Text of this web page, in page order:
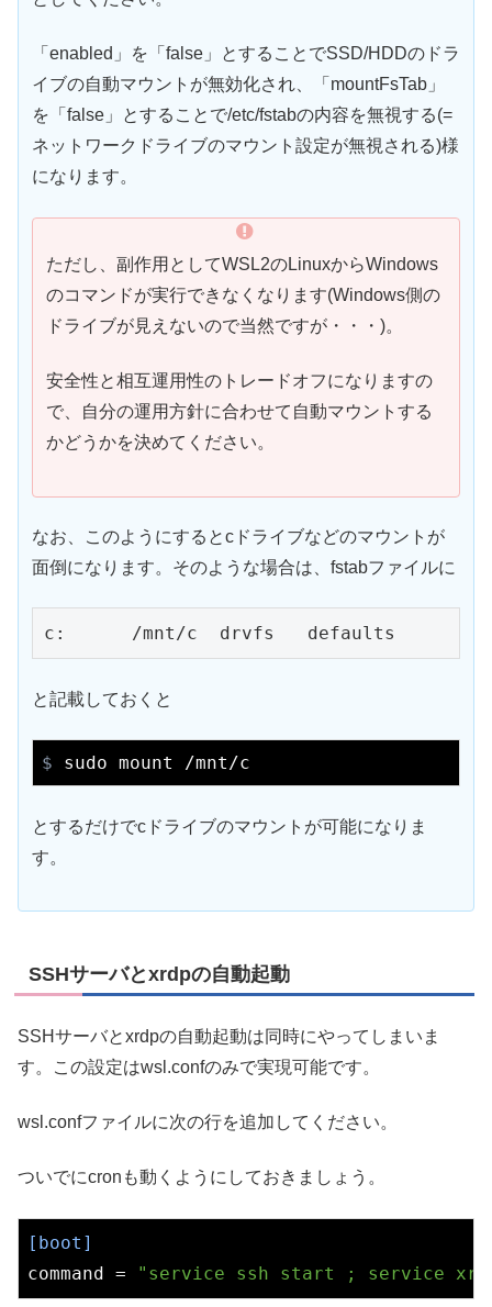
「enabled」を「false」とすることでSSD/HDDのドラ
イブの自動マウントが無効化され、「mountFsTab」
を「false」とすることで/etc/fstabの内容を無視する(=
ネットワークドライブのマウント設定が無視される)様
になります。
ただし、副作用としてWSL2のLinuxからWindows
のコマンドが実行できなくなります(Windows側の
ドライブが見えないので当然ですが・・・)。
安全性と相互運用性のトレードオフになりますの
で、自分の運用方針に合わせて自動マウントする
かどうかを決めてください。
なお、このようにするとcドライブなどのマウントが
面倒になります。そのような場合は、fstabファイルに
と記載しておくと
$ sudo mount /mnt/c
とするだけでcドライブのマウントが可能になりま
す。
SSHサーバとxrdpの自動起動
SSHサーバとxrdpの自動起動は同時にやってしまいま
す。この設定はwsl.confのみで実現可能です。
wsl.confファイルに次の行を追加してください。
ついでにcronも動くようにしておきましょう。
[boot]
command = "service ssh start ; service